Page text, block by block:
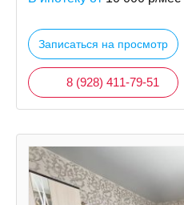
Записаться на просмотр
8 (928) 411-79-51